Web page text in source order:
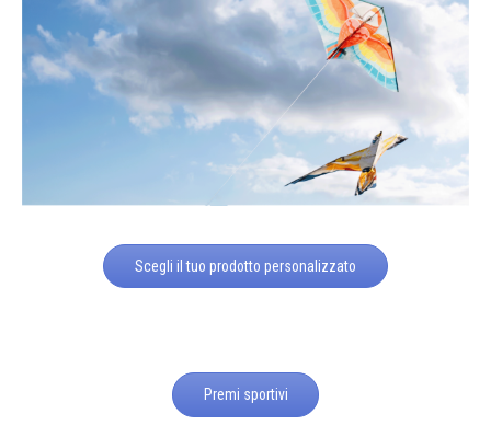
Scegli il tuo prodotto personalizzato
Premi sportivi